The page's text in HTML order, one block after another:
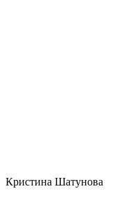
Кристина Шатунова